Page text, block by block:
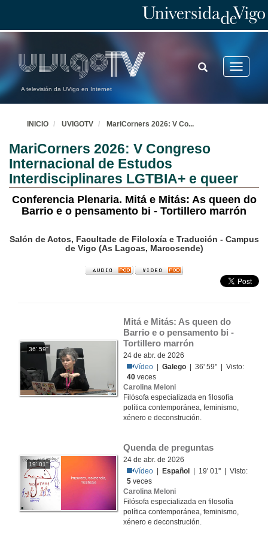
A televisión da UVigo en Internet
Toggle
TOGGLE
SEARCH
INICIO UVIGOTV MariCorners 2026: V Co...
MariCorners 2026: V Congreso
Internacional de Estudos
Interdisciplinares LGTBIA+ e queer
Conferencia Plenaria. Mitá e Mitás: As queen do
Barrio e o pensamento bi - Tortillero marrón
Salón de Actos, Facultade de Filoloxía e Tradución - Campus
de Vigo (As Lagoas, Marcosende)
36' 59''
Mitá e Mitás: As queen do
Barrio e o pensamento bi -
Tortillero marrón
24 de abr. de 2026
Vídeo |Galego | 36' 59'' | Visto:
40 veces
Carolina Meloni
Filósofa especializada en filosofía
política contemporánea, feminismo,
xénero e deconstrución.
19' 01''
Quenda de preguntas
24 de abr. de 2026
Vídeo
Español
| 19' 01'' | Visto:
5 veces
Carolina Meloni
Filósofa especializada en filosofía
política contemporánea, feminismo,
xénero e deconstrución.